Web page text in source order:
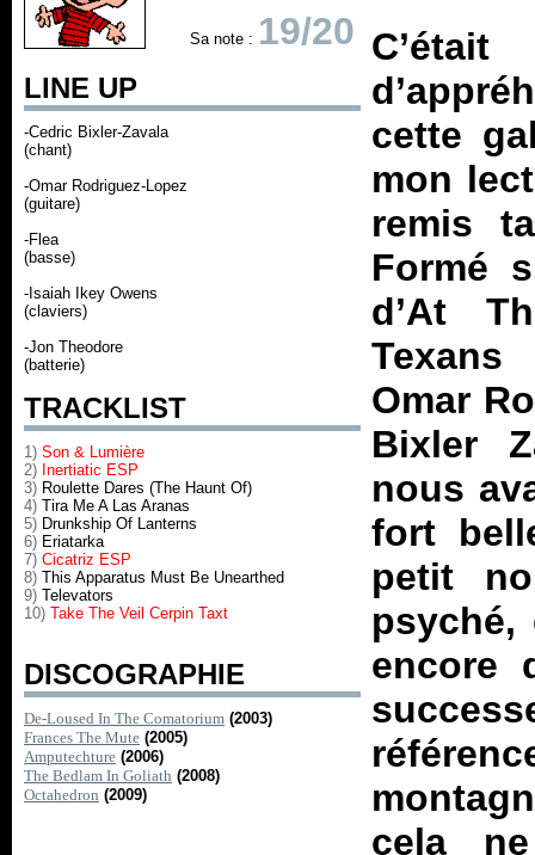
Sa note : 19/20
LINE UP
-Cedric Bixler-Zavala
(chant)
-Omar Rodriguez-Lopez
(guitare)
-Flea
(basse)
-Isaiah Ikey Owens
(claviers)
-Jon Theodore
(batterie)
TRACKLIST
1) Son & Lumière
2) Inertiatic ESP
3) Roulette Dares (The Haunt Of)
4) Tira Me A Las Aranas
5) Drunkship Of Lanterns
6) Eriatarka
7) Cicatriz ESP
8) This Apparatus Must Be Unearthed
9) Televators
10) Take The Veil Cerpin Taxt
DISCOGRAPHIE
De-Loused In The Comatorium (2003)
Frances The Mute (2005)
Amputechture (2006)
The Bedlam In Goliath (2008)
Octahedron (2009)
cette
mon
remis
Formé
d’At
Omar
Bixler
nous
fort
petit
psyché,
encore
cela